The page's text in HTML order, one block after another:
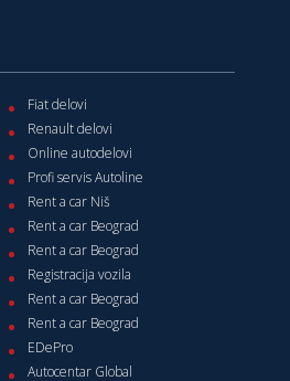
Fiat delovi
Renault delovi
Online autodelovi
Profi servis Autoline
Rent a car Niš
Rent a car Beograd
Rent a car Beograd
Registracija vozila
Rent a car Beograd
Rent a car Beograd
EDePro
Autocentar Global